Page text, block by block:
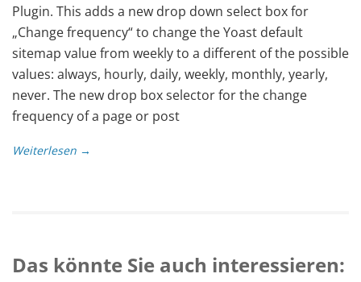
Plugin. This adds a new drop down select box for
„Change frequency“ to change the Yoast default
sitemap value from weekly to a different of the possible
values: always, hourly, daily, weekly, monthly, yearly,
never. The new drop box selector for the change
frequency of a page or post
Weiterlesen →
Das könnte Sie auch interessieren: